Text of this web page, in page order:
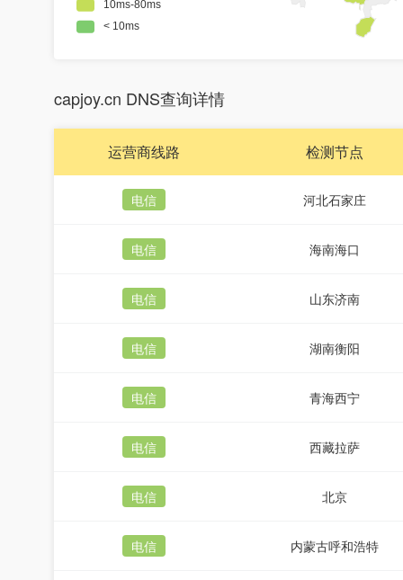
capjoy.cn DNS查询详情
运营商线路 检测节点
电信 河北石家庄
电信 海南海口
电信 山东济南
电信 湖南衡阳
电信 青海西宁
电信 西藏拉萨
电信 北京
电信 内蒙古呼和浩特